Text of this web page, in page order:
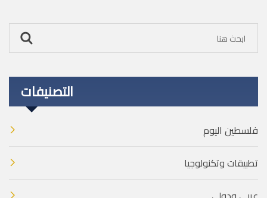
التصنيفات
فلسطين اليوم
تطبيقات وتكنولوجيا